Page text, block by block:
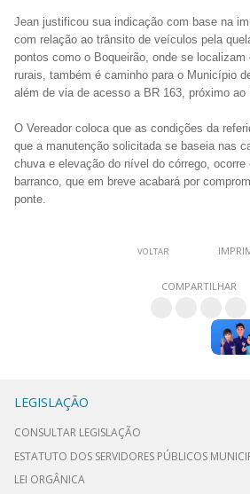
Jean justificou sua indicação com base na
com relação ao trânsito de veículos pela
pontos como o Boqueirão, onde se localizam
rurais, também é caminho para o Município
além de via de acesso a BR 163, próximo ao
O Vereador coloca que as condições da
que a manutenção solicitada se baseia nas
chuva e elevação do nível do córrego, ocorre
barranco, que em breve acabará por
ponte.
VOLTAR
COMPARTILHAR
LEGISLAÇÃO
CONSULTAR LEGISLAÇÃO
ESTATUTO DOS SERVIDORES PÚBLICOS
LEI ORGÂNICA